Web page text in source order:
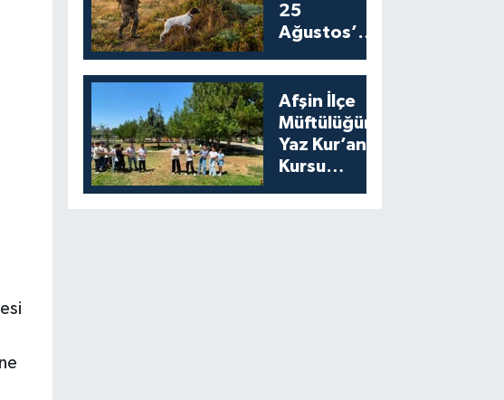
25
Ağustos’ta
Avıyla
Açılıyor
Afşin İlçe
Müftülüğünden
Yaz Kur’an
Kursu